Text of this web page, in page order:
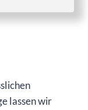
lassen wir